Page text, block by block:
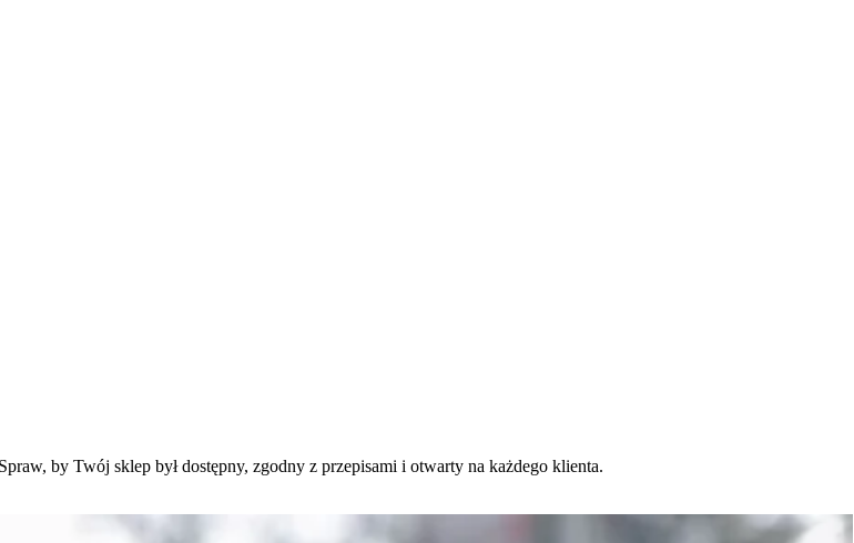
by Twój sklep był dostępny, zgodny z przepisami i otwarty na każdego klienta.